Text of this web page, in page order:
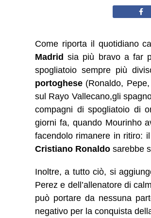
Come riporta il quotidiano
Madrid sia più bravo a far
spogliatoio sempre più
portoghese (Ronaldo,
sul Rayo Vallecano,gli
compagni di spogliatoio di
giorni fa, quando Mourinho
facendolo rimanere in ritiro:
Cristiano Ronaldo sarebbe
Inoltre, a tutto ciò, si
Perez e dell’allenatore di
può portare da nessuna
negativo per la conquista